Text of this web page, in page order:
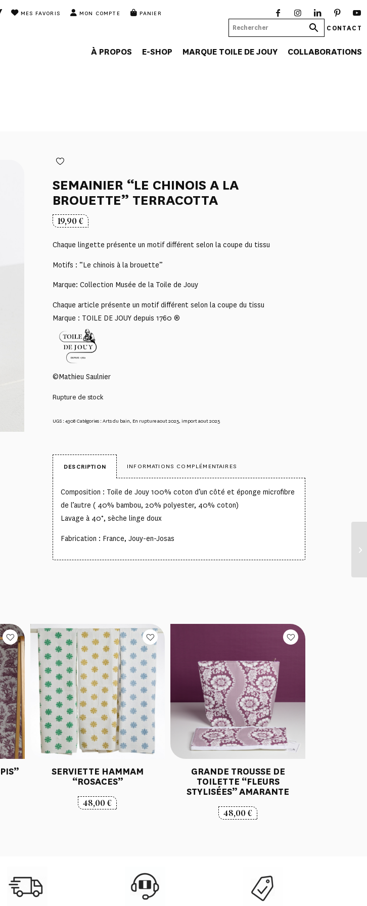
MES FAVORIS MON COMPTE PANIER
CONTACT
À PROPOS E-SHOP MARQUE TOILE DE JOUY COLLABORATIONS
SEMAINIER “LE CHINOIS A LA
BROUETTE” TERRACOTTA
19,90€
Chaque lingette présente un motif différent selon la coupe du tissu
Motifs : “Le chinois à la brouette”
Marque: Collection Musée de la Toile de Jouy
Chaque article présente un motif différent selon la coupe du tissu
Marque : TOILE DE JOUY depuis 1760 ®
©Mathieu Saulnier
Rupture de stock
UGS :4308 Catégories :Arts du bain, En rupture aout 2025, import aout 2025
DESCRIPTION INFORMATIONS COMPLÉMENTAIRES
Composition : Toile de Jouy 100% coton d’un côté et éponge microfibre
de l’autre ( 40% bambou, 20% polyester, 40% coton)
Lavage à 40°, sèche linge doux
Fabrication : France, Jouy-en-Josas
SERVIETTE HAMMAM
“ROSACES”
48,00€
GRANDE TROUSSE DE
TOILETTE “FLEURS
STYLISÉES” AMARANTE
48,00€